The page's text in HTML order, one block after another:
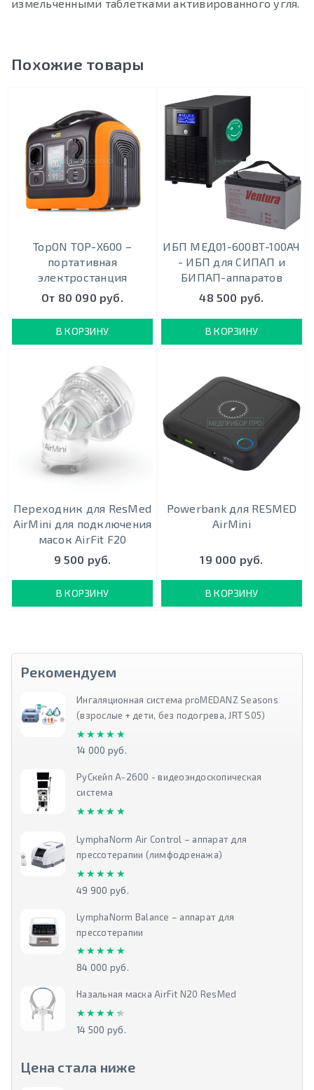
измельченными таблетками активированного угля.
Похожие товары
TopON TOP-X600 –
портативная
электростанция
От 80 090 руб.
В КОРЗИНУ
ИБП МЕД01-600ВТ-100АЧ
- ИБП для СИПАП и
БИПАП-аппаратов
48 500 руб.
В КОРЗИНУ
Переходник для ResMed
AirMini для подключения
масок AirFit F20
9 500 руб.
В КОРЗИНУ
Powerbank для RESMED
AirMini
19 000 руб.
В КОРЗИНУ
Рекомендуем
Ингаляционная система proMEDANZ Seasons
(взрослые + дети, без подогрева, JRT S05)
★★★★★
★★★★★
14 000 руб.
РуСкейп А-2600 - видеоэндоскопическая
система
★★★★★
★★★★★
LymphaNorm Air Control – аппарат для
прессотерапии (лимфодренажа)
★★★★★
★★★★★
49 900 руб.
LymphaNorm Balance – аппарат для
прессотерапии
★★★★★
★★★★★
84 000 руб.
Назальная маска AirFit N20 ResMed
★★★★★
★★★★★
14 500 руб.
Цена стала ниже